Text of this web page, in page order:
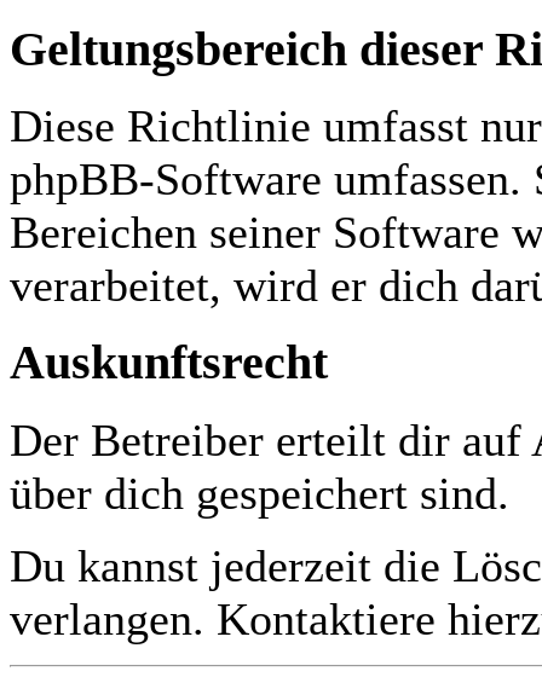
Geltungsbereich dieser
Diese Richtlinie umfasst
phpBB-Software
Bereichen seiner Software
verarbeitet, wird er dich
Auskunftsrecht
Der Betreiber erteilt dir auf
über dich gespeichert sind.
Du kannst jederzeit die
verlangen. Kontaktiere